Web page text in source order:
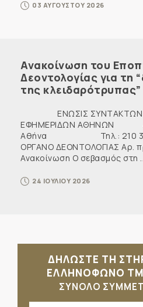
03 ΑΥΓΟΥΣΤΟΥ 2026
Ανακοίνωση του
Δεοντολογίας για τη
της κλειδαρότρυπας”
ΕΝΩΣΙΣ ΣΥΝΤΑΚΤΩΝ
ΕΦΗΜΕΡΙΔΩΝ ΑΘΗΝΩΝ
Αθήνα Τηλ.: 210
ΟΡΓΑΝΟ ΔΕΟΝΤΟΛΟΓΙΑΣ Αρ.
Ανακοίνωση Ο σεβασμός στη
24 ΙΟΥΛΙΟΥ 2026
ΔΗΛΩΣΤΕ ΤΗ
ΕΛΛΗΝΟΦΩΝΟ
ΣΥΝΟΛΟ